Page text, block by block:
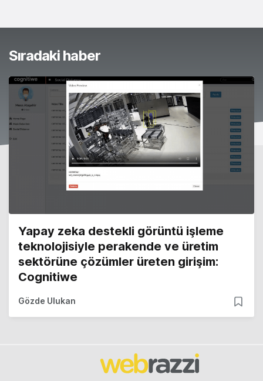
Sıradaki haber
Yapay zeka destekli görüntü işleme
teknolojisiyle perakende ve üretim
sektörüne çözümler üreten girişim:
Cognitiwe
Gözde Ulukan